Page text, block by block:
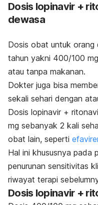
Dosis lopinavir +
dewasa
Dosis obat untuk orang
tahun yakni 400/100
atau tanpa makanan.
Dokter juga bisa
sekali sehari dengan
Dosis lopinavir +
mg sebanyak 2 kali
obat lain, seperti
Hal ini khususnya pada
penurunan sensitivitas
riwayat terapi
Dosis lopinavir +